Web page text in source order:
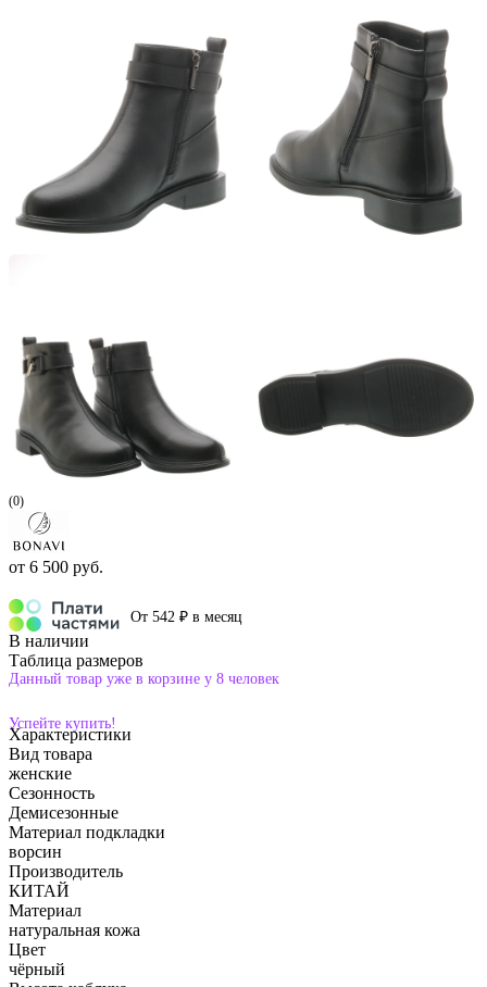
(0)
от 6 500 руб.
От 542 ₽ в месяц
В наличии
Таблица размеров
Данный товар уже в корзине у 8 человек
Успейте купить!
Характеристики
Вид товара
женские
Сезонность
Демисезонные
Материал подкладки
ворсин
Производитель
КИТАЙ
Материал
натуральная кожа
Цвет
чёрный